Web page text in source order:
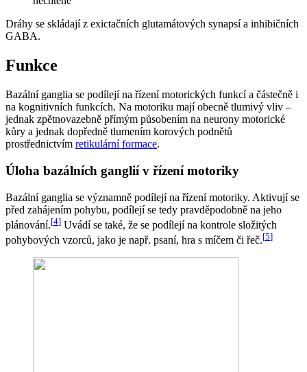
Dráhy se skládají z exictačních glutamátových synapsí a inhibičních
GABA.
Funkce
Bazální ganglia se podílejí na řízení motorických funkcí a částečně i
na kognitivních funkcích. Na motoriku mají obecně tlumivý vliv –
jednak zpětnovazebně přímým působením na neurony motorické
kůry a jednak dopředně tlumením korových podnětů
prostřednictvím retikulární formace.
Úloha bazálních ganglií v řízení motoriky
Bazální ganglia se významně podílejí na řízení motoriky. Aktivují se
před zahájením pohybu, podílejí se tedy pravděpodobně na jeho
plánování.[4] Uvádí se také, že se podílejí na kontrole složitých
pohybových vzorců, jako je např. psaní, hra s míčem či řeč.[5]